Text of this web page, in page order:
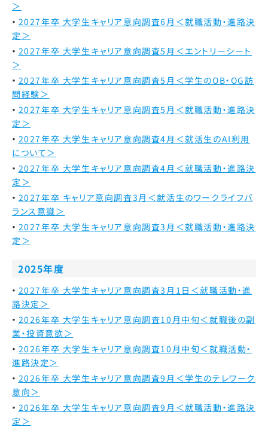
＞
2027年卒 大学生キャリア意向調査6月＜就職活動・進路決
定＞
2027年卒 大学生キャリア意向調査5月＜エントリーシート
＞
2027年卒 大学生キャリア意向調査5月＜学生のOB・OG訪
問経験＞
2027年卒 大学生キャリア意向調査5月＜就職活動・進路決
定＞
2027年卒 大学生キャリア意向調査4月＜就活生のAI利用
について＞
2027年卒 大学生キャリア意向調査4月＜就職活動・進路決
定＞
2027年卒 キャリア意向調査3月＜就活生のワークライフバ
ランス意識＞
2027年卒 大学生キャリア意向調査3月＜就職活動・進路決
定＞
2025年度
2027年卒 大学生キャリア意向調査3月1日＜就職活動・進
路決定＞
2026年卒 大学生キャリア意向調査10月中旬＜就職後の副
業・投資意欲＞
2026年卒 大学生キャリア意向調査10月中旬＜就職活動・
進路決定＞
2026年卒 大学生キャリア意向調査9月＜学生のテレワーク
意向＞
2026年卒 大学生キャリア意向調査9月＜就職活動・進路決
定＞